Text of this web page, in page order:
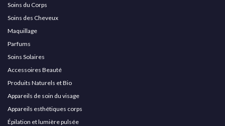
Soins du Corps
Soins des Cheveux
Maquillage
Parfums
Soins Solaires
Accessoires Beauté
Produits Naturels et Bio
Appareils de soin du visage
Appareils esthétiques corps
Épilation et lumière pulsée